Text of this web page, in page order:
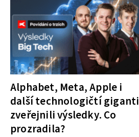
Alphabet, Meta, Apple i
další technologičtí giganti
zveřejnili výsledky. Co
prozradila?